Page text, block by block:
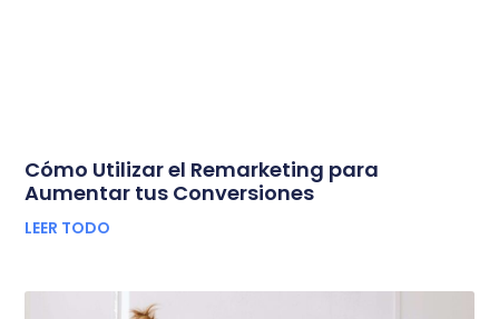
Cómo Utilizar el Remarketing para
Aumentar tus Conversiones
LEER TODO